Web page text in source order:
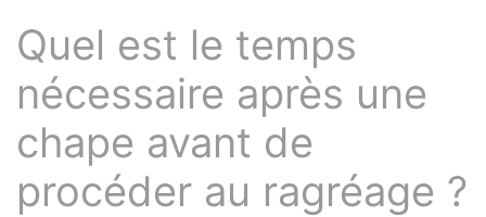
Quel est le temps
nécessaire après une
chape avant de
procéder au ragréage ?